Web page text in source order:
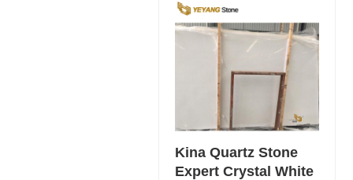
Kina Quartz Stone
Expert Crystal White